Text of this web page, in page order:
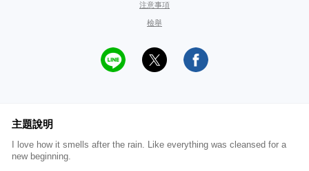
注意事項
檢舉
主題說明
I love how it smells after the rain. Like everything was cleansed for a
new beginning.